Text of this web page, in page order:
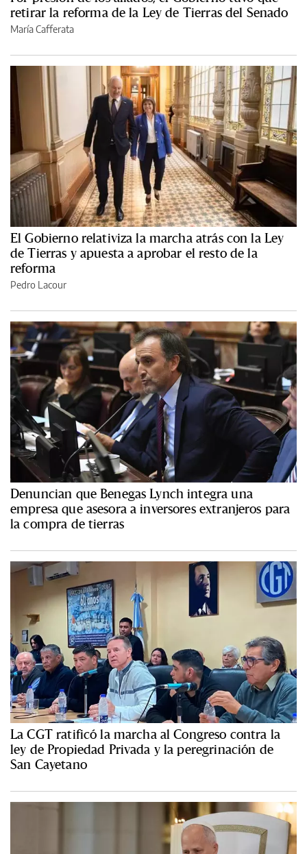
retirar la reforma de la Ley de Tierras del Senado
María Cafferata
El Gobierno relativiza la marcha atrás con la Ley
de Tierras y apuesta a aprobar el resto de la
reforma
Pedro Lacour
Denuncian que Benegas Lynch integra una
empresa que asesora a inversores extranjeros para
la compra de tierras
La CGT ratificó la marcha al Congreso contra la
ley de Propiedad Privada y la peregrinación de
San Cayetano